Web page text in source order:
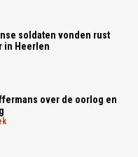
soldaten vonden rust
in Heerlen
over de oorlog en